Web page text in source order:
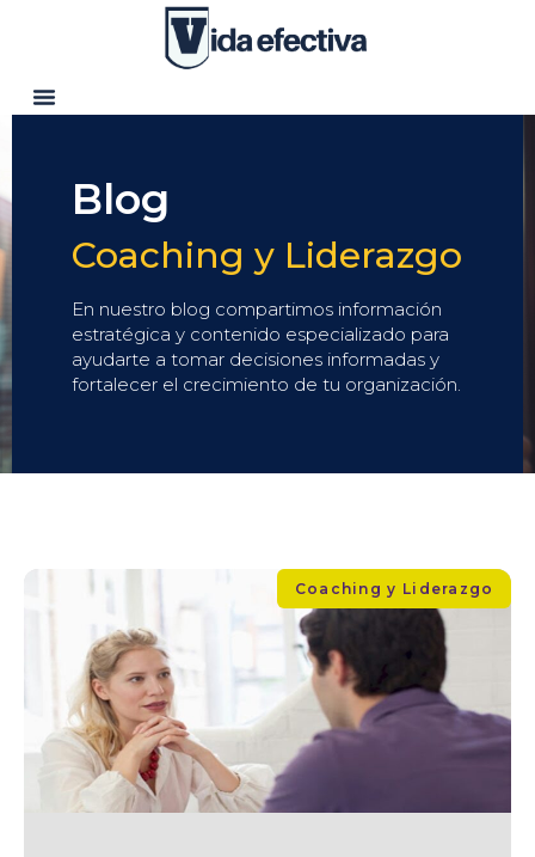
Blog
Coaching y Liderazgo
En nuestro blog compartimos información
estratégica y contenido especializado para
ayudarte a tomar decisiones informadas y
fortalecer el crecimiento de tu organización.
Coaching y Liderazgo